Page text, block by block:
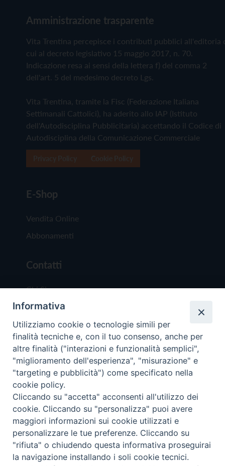
Amministrazione trasparente
Vita Trentina percepisce i contributi pubblici all'editoria
cui al decreto legislativo 15 maggio 2017, n. 70.
Indicazione resa ai sensi della lettera f) del comma 2
dell'art. 5 del medesimo decreto Lgs.
Vita Trentina, tramite la Fisc (Federazione Italiana
Settimanali Cattolici), ha aderito allo IAP (Istituto
dell'Autodisciplina Pubblicitaria) accettando il Codice di
Autodisciplina della Comunicazione Commerciale
E-Shop
Vendita Online
Abbonamenti
Contatti
Chi Siamo
Redazione
Scrivici
Copyright © 2019 - Tutti i diritti riservati - Vita
Trentina Editrice
Privacy Policy
Torna
Informativa
Utilizziamo cookie o tecnologie simili per
finalità tecniche e, con il tuo consenso, anche per
altre finalità ("interazioni e funzionalità semplici",
"miglioramento dell'esperienza", "misurazione" e
"targeting e pubblicità") come specificato nella
cookie policy.
Cliccando su "accetta" acconsenti all'utilizzo dei
cookie. Cliccando su "personalizza" puoi avere
maggiori informazioni sui cookie utilizzati e
personalizzare le tue preferenze. Cliccando su
"rifiuta" o chiudendo questa informativa proseguirai
la navigazione installando i soli cookie tecnici.